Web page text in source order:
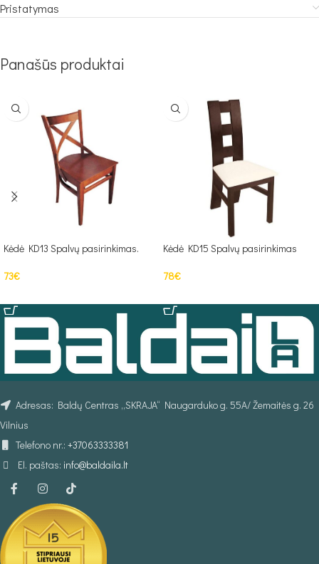
Pristatymas
Panašūs produktai
Kėdė KD13 Spalvų pasirinkimas.
73€
Kėdė KD15 Spalvų pasirinkimas
78€
Adresas: Baldų Centras „SKRAJA“ Naugarduko g. 55A/ Žemaitės g. 26
Vilnius
Telefono nr.: +37063333381
El. paštas: info@baldaila.lt